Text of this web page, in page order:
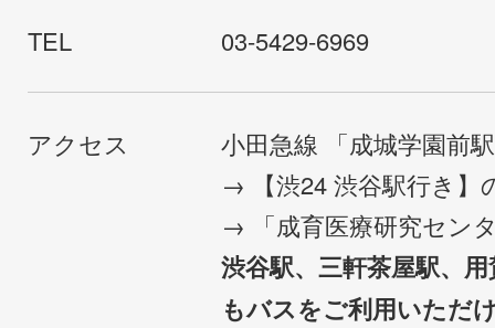
TEL 03-5429-6969
アクセス
小田急線 「成城学園前
→ 【渋24 渋谷駅行き】
→ 「成育医療研究セン
渋谷駅、三軒茶屋駅、
もバスをご利用いただ